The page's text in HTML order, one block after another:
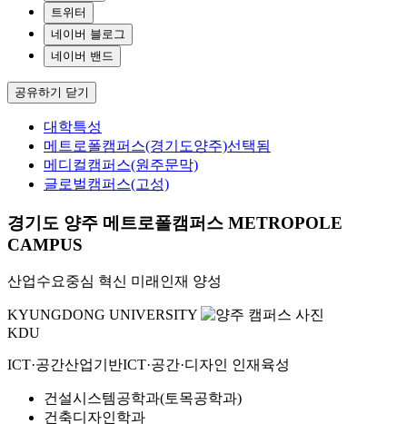
트위터
네이버 블로그
네이버 밴드
공유하기 닫기
대학특성
메트로폴캠퍼스(경기도양주)선택됨
메디컬캠퍼스(원주문막)
글로벌캠퍼스(고성)
경기도 양주 메트로폴캠퍼스 METROPOLE
CAMPUS
산업수요중심 혁신 미래인재 양성
KYUNGDONG UNIVERSITY
KDU
ICT·공간산업기반ICT·공간·디자인 인재육성
건설시스템공학과(토목공학과)
건축디자인학과